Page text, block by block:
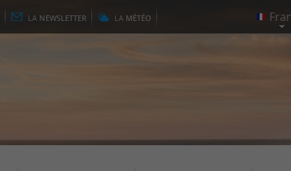
LA NEWSLETTER LA MÉTÉO